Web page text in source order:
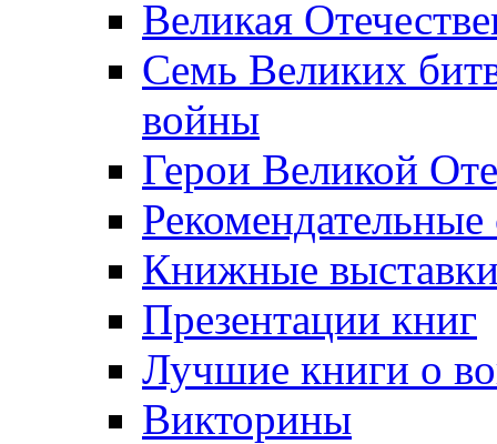
Великая
Семь Великих
войны
Герои Великой
Рекомендательные
Книжные
Презентации книг
Лучшие книги о
Викторины